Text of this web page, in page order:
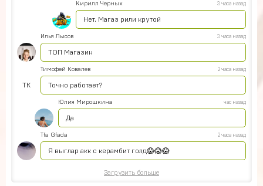
Кирилл Черных 3 часа назад
Нет. Магаз рили крутой
Илья Лысов 3 часа назад
ТОП Магазин
ТК
Тимофей Ковалев 2 часа назад
Точно работает?
Юлия Мирошкина час назад
Да
Tfa Gfada 2 часа назад
Я выглар акк с керамбит голд😱😱😱
Загрузить больше